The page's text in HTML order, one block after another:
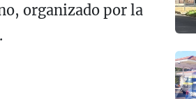
organizado por la